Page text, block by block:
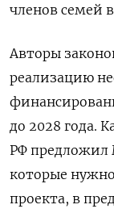
членов семей
Авторы
реализацию
до 2028 года.
РФ предложил
которые нужно
проекта, в